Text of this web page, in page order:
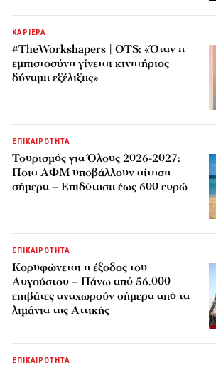
ΚΑΡΙΕΡΑ
#TheWorkshapers | OTS: «Όταν η
εμπιστοσύνη γίνεται κινητήριος
δύναμη εξέλιξης»
ΕΠΙΚΑΙΡΟΤΗΤΑ
Τουρισμός για Όλους 2026-2027:
Ποια ΑΦΜ υποβάλλουν αίτηση
σήμερα – Επιδότηση έως 600 ευρώ
ΕΠΙΚΑΙΡΟΤΗΤΑ
Κορυφώνεται η έξοδος του
Αυγούστου – Πάνω από 56.000
επιβάτες αναχωρούν σήμερα από τα
λιμάνια της Αττικής
ΕΠΙΚΑΙΡΟΤΗΤΑ